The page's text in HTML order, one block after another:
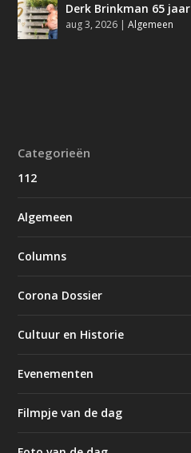
Derk Brinkman 65 jaar
aug 3, 2026 |Algemeen
Categorieën
112
Algemeen
Columns
Corona Dossier
Cultuur en Historie
Evenementen
Filmpje van de dag